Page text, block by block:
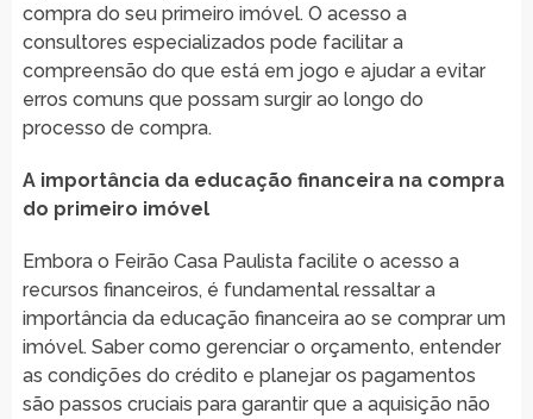
compra do seu primeiro imóvel. O acesso a
consultores especializados pode facilitar a
compreensão do que está em jogo e ajudar a evitar
erros comuns que possam surgir ao longo do
processo de compra.
A importância da educação financeira na compra
do primeiro imóvel
Embora o Feirão Casa Paulista facilite o acesso a
recursos financeiros, é fundamental ressaltar a
importância da educação financeira ao se comprar um
imóvel. Saber como gerenciar o orçamento, entender
as condições do crédito e planejar os pagamentos
são passos cruciais para garantir que a aquisição não